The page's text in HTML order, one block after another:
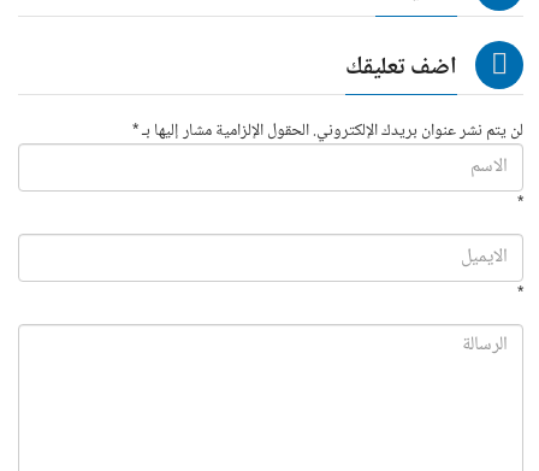
اضف تعليقك
لن يتم نشر عنوان بريدك الإلكتروني. الحقول الإلزامية مشار إليها بـ *
*
*